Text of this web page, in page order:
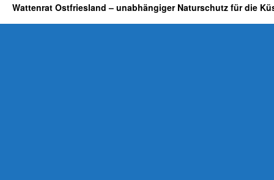
Wattenrat Ostfriesland – unabhängiger Naturschutz für die